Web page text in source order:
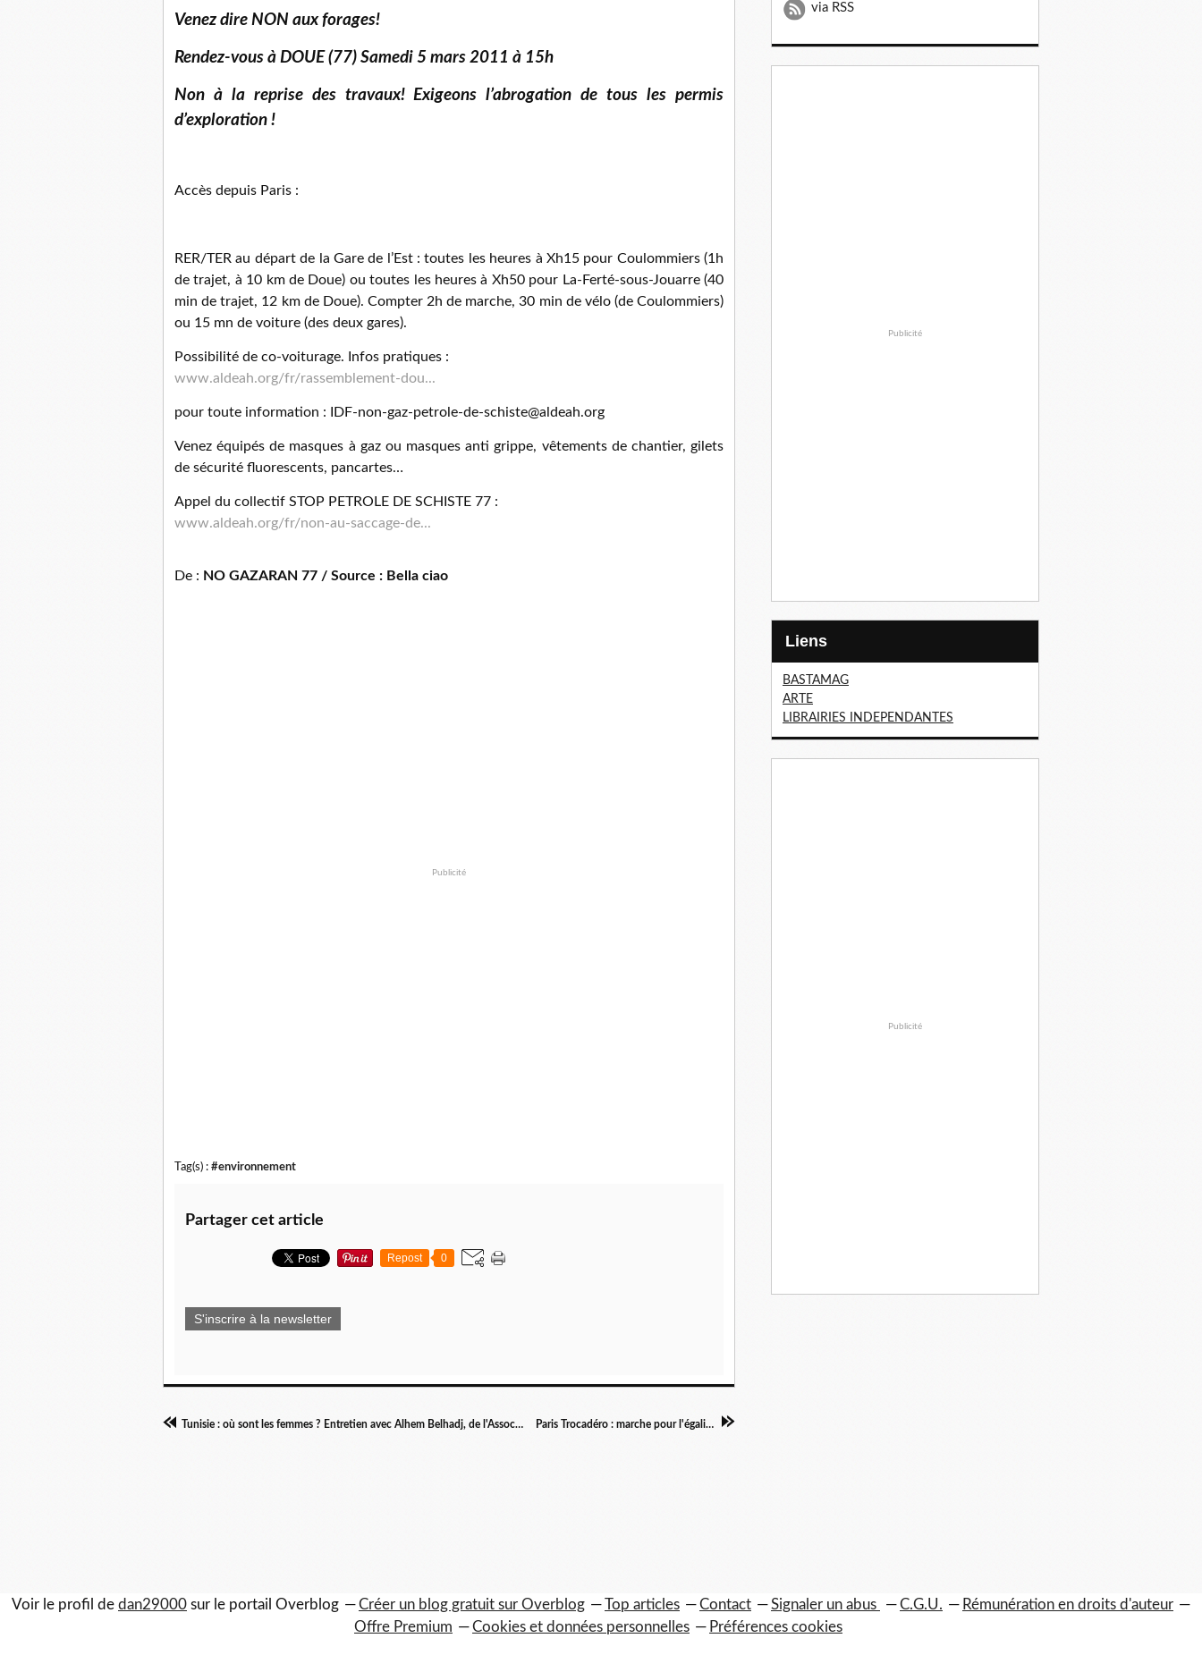
Venez dire NON aux forages!
Rendez-vous à DOUE (77) Samedi 5 mars 2011 à 15h
Non à la reprise des travaux! Exigeons l’abrogation de tous les permis
d’exploration !
Accès depuis Paris :
RER/TER au départ de la Gare de l’Est : toutes les heures à Xh15 pour Coulommiers (1h
de trajet, à 10 km de Doue) ou toutes les heures à Xh50 pour La-Ferté-sous-Jouarre (40
min de trajet, 12 km de Doue). Compter 2h de marche, 30 min de vélo (de Coulommiers)
ou 15 mn de voiture (des deux gares).
Possibilité de co-voiturage. Infos pratiques :
www.aldeah.org/fr/rassemblement-dou...
pour toute information : IDF-non-gaz-petrole-de-schiste@aldeah.org
Venez équipés de masques à gaz ou masques anti grippe, vêtements de chantier, gilets
de sécurité fluorescents, pancartes…
Appel du collectif STOP PETROLE DE SCHISTE 77 :
www.aldeah.org/fr/non-au-saccage-de...
De : NO GAZARAN 77 / Source : Bella ciao
Publicité
Tag(s) : #environnement
Partager cet article
Repost 0
S'inscrire à la newsletter
Tunisie : où sont les femmes ? Entretien avec Alhem Belhadj, de l'Association tunisienne des femmes démocrates Paris Trocadéro : marche pour l'égalité, la liberté et la dignité
via RSS
Publicité
Liens
BASTAMAG
ARTE
LIBRAIRIES INDEPENDANTES
Publicité
Voir le profil de dan29000 sur le portail Overblog Créer un blog gratuit sur Overblog Top articles Contact Signaler un abus C.G.U.
Rémunération en droits d'auteur
Offre Premium
Cookies et données personnelles Préférences cookies